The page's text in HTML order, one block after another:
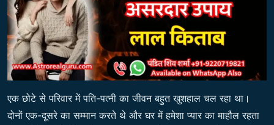
एक छोटे से परिवार में पति-पत्नी का जीवन बहुत खुशहाल चल रहा था।
दोनों एक-दूसरे का सम्मान करते थे और घर में हमेशा प्यार का माहौल रहता